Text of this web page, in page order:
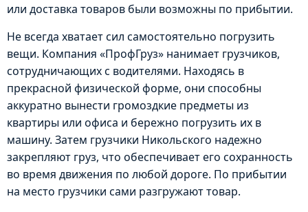
или доставка товаров были возможны по прибытии.
Не всегда хватает сил самостоятельно погрузить
вещи. Компания «ПрофГруз» нанимает грузчиков,
сотрудничающих с водителями. Находясь в
прекрасной физической форме, они способны
аккуратно вынести громоздкие предметы из
квартиры или офиса и бережно погрузить их в
машину. Затем грузчики Никольского надежно
закрепляют груз, что обеспечивает его сохранность
во время движения по любой дороге. По прибытии
на место грузчики сами разгружают товар.
Помощь
при
переезде
из
квартиры,
офиса
или
дачи:
сбор
Вывоз
перевозка
Комплекс
логистических
услуг